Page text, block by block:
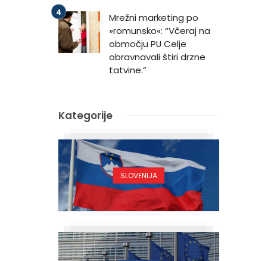
Mrežni marketing po
»romunsko«: “Včeraj na
območju PU Celje
obravnavali štiri drzne
tatvine.”
Kategorije
SLOVENIJA